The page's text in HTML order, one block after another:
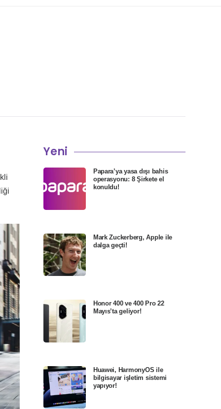
Yeni
Papara’ya yasa dışı bahis
operasyonu: 8 Şirkete el
konuldu!
Mark Zuckerberg, Apple ile
dalga geçti!
Honor 400 ve 400 Pro 22
Mayıs’ta geliyor!
Huawei, HarmonyOS ile
bilgisayar işletim sistemi
yapıyor!